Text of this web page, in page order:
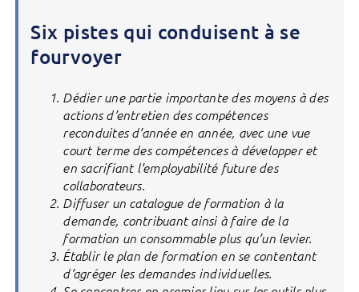
Six pistes qui conduisent à se
fourvoyer
Dédier une partie importante des moyens à des
actions d’entretien des compétences
reconduites d’année en année, avec une vue
court terme des compétences à développer et
en sacrifiant l’employabilité future des
collaborateurs.
Diffuser un catalogue de formation à la
demande, contribuant ainsi à faire de la
formation un consommable plus qu’un levier.
Établir le plan de formation en se contentant
d’agréger les demandes individuelles.